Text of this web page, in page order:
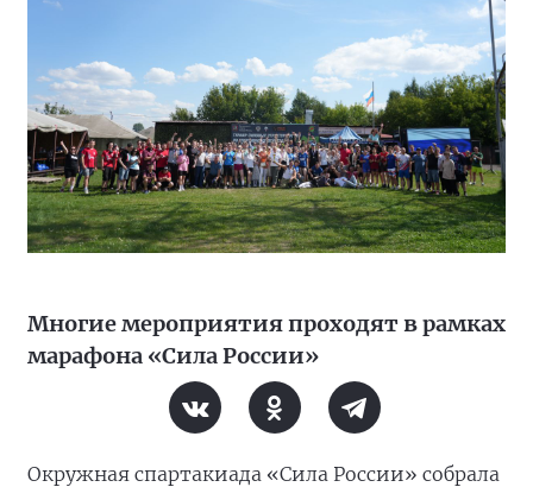
Многие мероприятия проходят в рамках
марафона «Сила России»
Окружная спартакиада «Сила России» собрала